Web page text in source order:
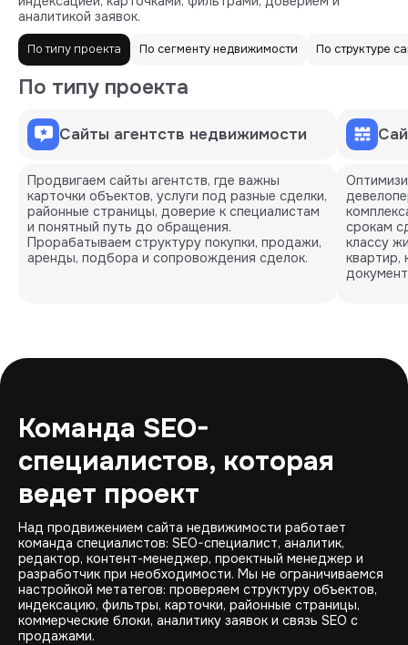
аналитикой заявок.
По типу проекта По сегменту недвижимости По структуре
По типу проекта
Сайты агентств недвижимости
Продвигаем сайты агентств, где важны
карточки объектов, услуги под разные сделки,
районные страницы, доверие к специалистам
и понятный путь до обращения.
Прорабатываем структуру покупки, продажи,
аренды, подбора и сопровождения сделок.
срокам
классу
квартир,
Команда SEO-
специалистов, которая
ведет проект
Над продвижением сайта недвижимости работает
команда специалистов: SEO-специалист, аналитик,
редактор, контент-менеджер, проектный менеджер и
разработчик при необходимости. Мы не ограничиваемся
настройкой метатегов: проверяем структуру объектов,
индексацию, фильтры, карточки, районные страницы,
коммерческие блоки, аналитику заявок и связь SEO с
продажами.